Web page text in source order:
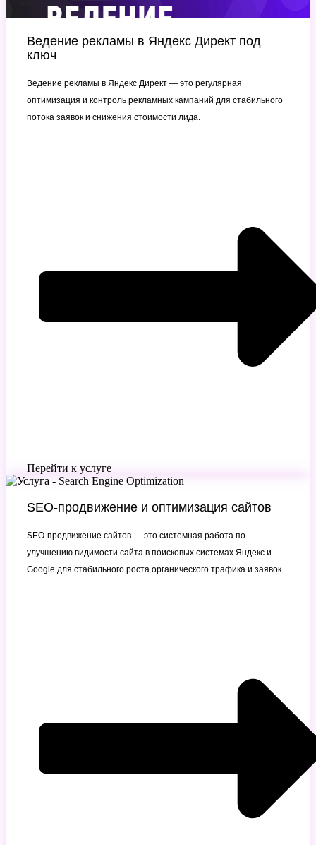
Ведение рекламы в Яндекс Директ под
ключ
Ведение рекламы в Яндекс Директ — это регулярная
оптимизация и контроль рекламных кампаний для стабильного
потока заявок и снижения стоимости лида.
Перейти к услуге
SEO-продвижение и оптимизация сайтов
SEO-продвижение сайтов — это системная работа по
улучшению видимости сайта в поисковых системах Яндекс и
Google для стабильного роста органического трафика и заявок.